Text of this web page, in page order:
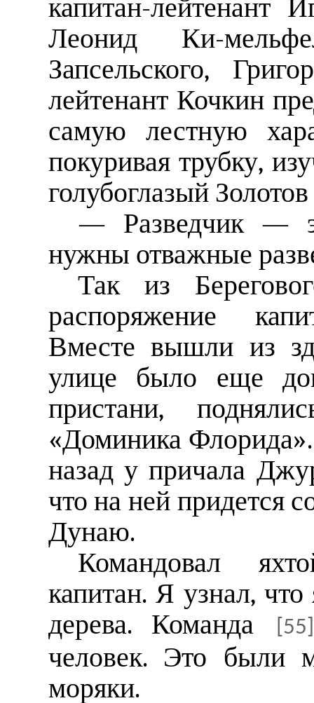
капитан-лейтенант
Леонид Ки-
Запсельского,
лейтенант Кочкин
самую лестную
покуривая трубку,
голубоглазый
— Разведчик —
нужны отважные
Так из
распоряжение
Вместе вышли из
улице было еще
пристани,
«Доминика
назад у причала
что на ней придется
Дунаю.
Командовал
капитан. Я узнал,
дерева. Команда
[55]
человек. Это были
моряки.